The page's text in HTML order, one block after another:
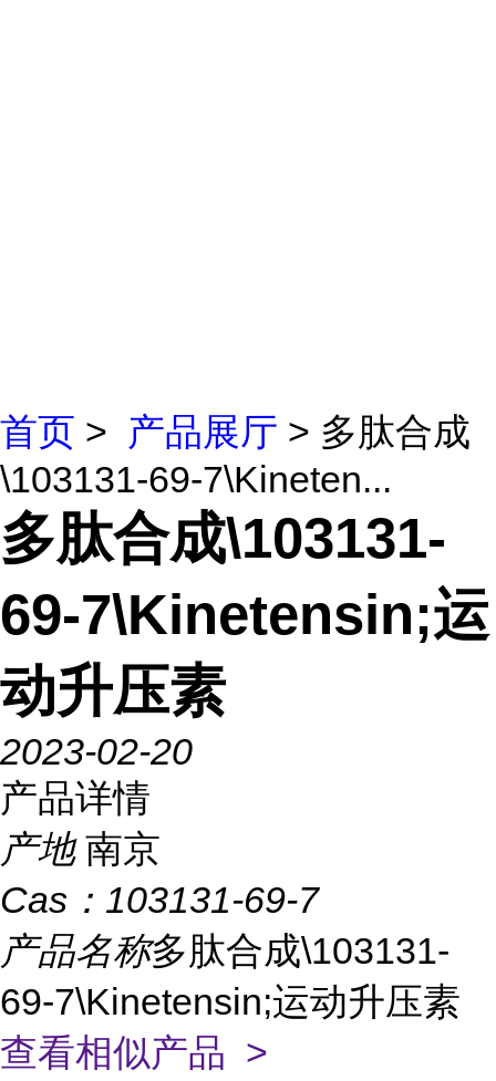
首页 > 产品展厅 > 多肽合成
\103131-69-7\Kineten...
多肽合成\103131-
69-7\Kinetensin;运
动升压素
2023-02-20
产品详情
产地 南京
Cas： 103131-69-7
产品名称多肽合成\103131-
69-7\Kinetensin;运动升压素
查看相似产品 >